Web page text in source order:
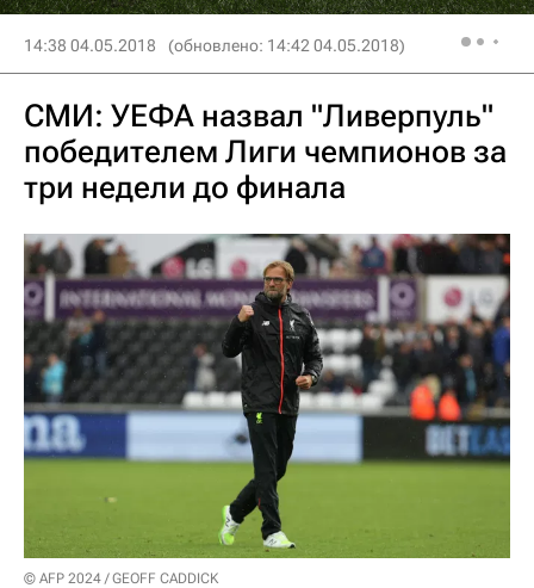
14:38 04.05.2018 (обновлено: 14:42 04.05.2018)
СМИ: УЕФА назвал "Ливерпуль"
победителем Лиги чемпионов за
три недели до финала
© AFP 2024 / GEOFF CADDICK